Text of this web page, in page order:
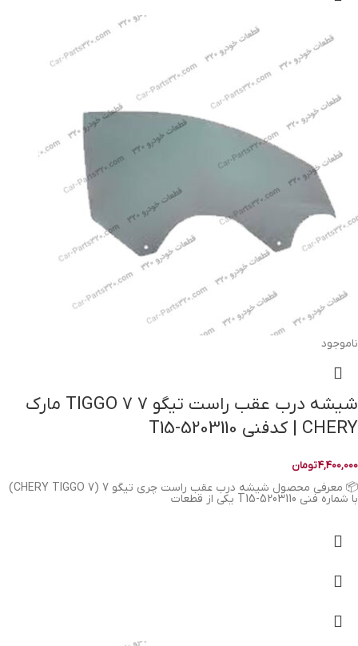
ناموجود
شیشه درب عقب راست تیگو 7 TIGGO 7 مارک
CHERY | کدفنی T15-5203110
4,400,000تومان
📦 معرفی محصول شیشه درب عقب راست چری تیگو 7 (CHERY TIGGO 7)
با شماره فنی T15-5203110 یکی از قطعات